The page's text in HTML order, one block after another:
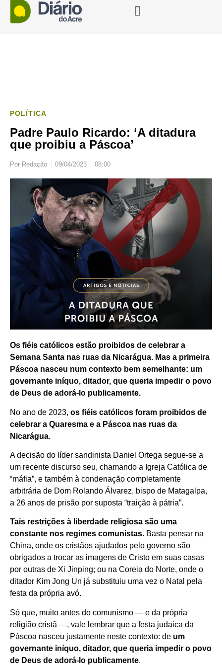
POLÍTICA
Padre Paulo Ricardo: ‘A ditadura
que proibiu a Páscoa’
Por Redação 09/04/2023 08:00
Os fiéis católicos estão proibidos de celebrar a
Semana Santa nas ruas da Nicarágua. Mas a primeira
Páscoa nasceu num contexto bem semelhante: um
governante iníquo, ditador, que queria impedir o povo
de Deus de adorá-lo publicamente.
No ano de 2023, os fiéis católicos foram proibidos de
celebrar a Quaresma e a Páscoa nas ruas da
Nicarágua.
A decisão do líder sandinista Daniel Ortega segue-se a
um recente discurso seu, chamando a Igreja Católica de
“máfia”, e também à condenação completamente
arbitrária de Dom Rolando Álvarez, bispo de Matagalpa,
a 26 anos de prisão por suposta “traição à pátria”.
Tais restrições à liberdade religiosa são uma
constante nos regimes comunistas. Basta pensar na
China, onde os cristãos ajudados pelo governo são
obrigados a trocar as imagens de Cristo em suas casas
por outras de Xi Jinping; ou na Coreia do Norte, onde o
ditador Kim Jong Un já substituiu uma vez o Natal pela
festa da própria avó.
Só que, muito antes do comunismo — e da própria
religião cristã —, vale lembrar que a festa judaica da
Páscoa nasceu justamente neste contexto: de um
governante iníquo, ditador, que queria impedir o povo
de Deus de adorá-lo publicamente.